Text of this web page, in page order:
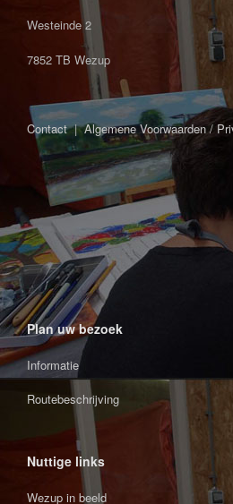
Westeinde 2
7852 TB Wezup
Contact|Algemene Voorwaarden /
Plan uw bezoek
Informatie
Routebeschrijving
Nuttige links
Wezup in beeld